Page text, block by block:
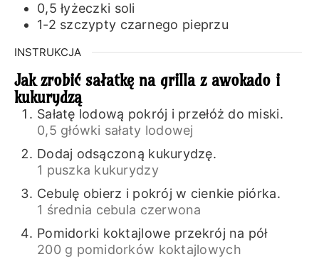
0,5 łyżeczki soli
1-2 szczypty czarnego pieprzu
INSTRUKCJA
Jak zrobić sałatkę na grilla z awokado i
kukurydzą
Sałatę lodową pokrój i przełóż do miski.
0,5 główki sałaty lodowej
Dodaj odsączoną kukurydzę.
1 puszka kukurydzy
Cebulę obierz i pokrój w cienkie piórka.
1 średnia cebula czerwona
Pomidorki koktajlowe przekrój na pół
200 g pomidorków koktajlowych